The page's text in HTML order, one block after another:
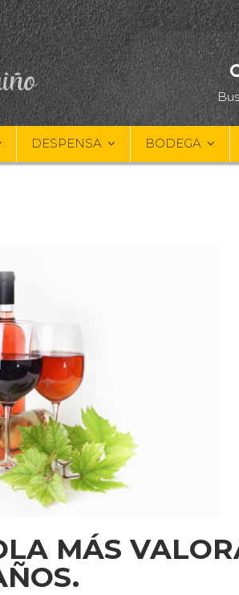
DESPENSA BODEGA
MÁS